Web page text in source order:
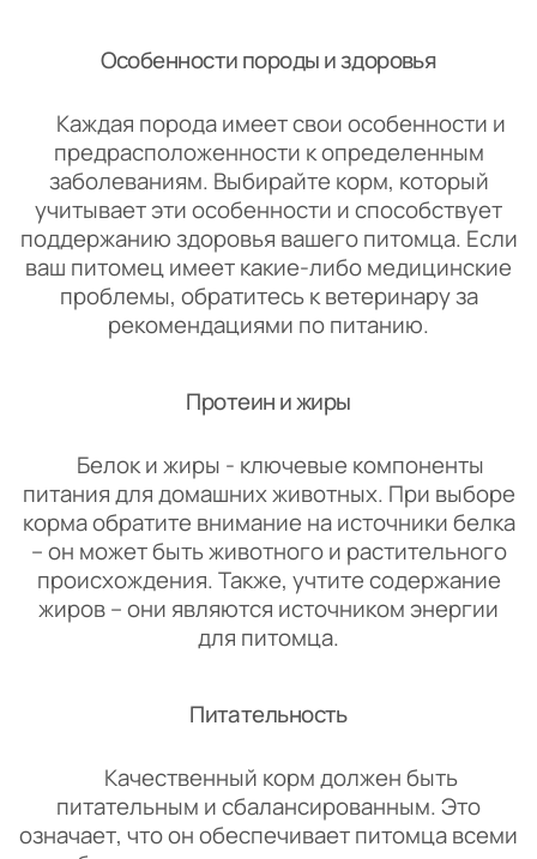
Особенности породы и здоровья
Каждая порода имеет свои особенности и
предрасположенности к определенным
заболеваниям. Выбирайте корм, который
учитывает эти особенности и способствует
поддержанию здоровья вашего питомца. Если
ваш питомец имеет какие-либо медицинские
проблемы, обратитесь к ветеринару за
рекомендациями по питанию.
Протеин и жиры
Белок и жиры - ключевые компоненты
питания для домашних животных. При выборе
корма обратите внимание на источники белка
– он может быть животного и растительного
происхождения. Также, учтите содержание
жиров – они являются источником энергии
для питомца.
Питательность
Качественный корм должен быть
питательным и сбалансированным. Это
означает, что он обеспечивает питомца всеми